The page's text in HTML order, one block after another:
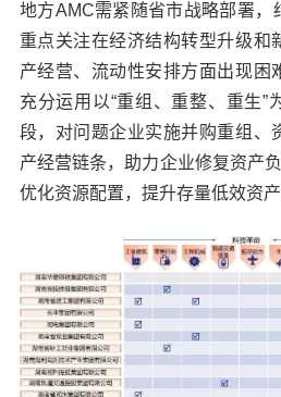
地方AMC需紧随省市战略部署，
重点关注在经济结构转型升级和
产经营、流动性安排方面出现困
充分运用以“重组、重整、重生”
段，对问题企业实施并购重组、
产经营链条，助力企业修复资产负
优化资源配置，提升存量低效资产